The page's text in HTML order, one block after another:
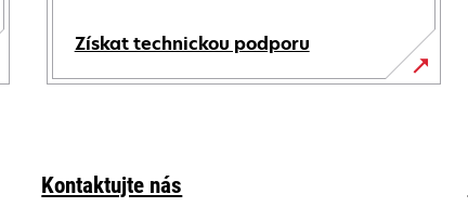
Získat technickou podporu
opens
tab
Kontaktujte nás